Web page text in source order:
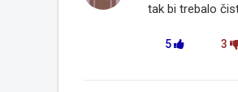
tak bi trebalo
5 3